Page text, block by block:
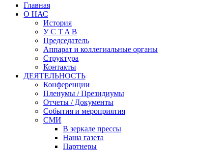
Главная
О НАС
История
У С T A B
Председатель
Аппарат и коллегиальные органы
Структура
Контакты
ДЕЯТЕЛЬНОСТЬ
Конференции
Пленумы / Президиумы
Отчеты / Документы
События и мероприятия
СМИ
В зеркале прессы
Наша газета
Партнеры